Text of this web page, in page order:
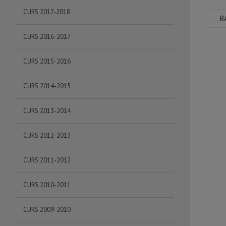
CURS 2017-2018
CURS 2016-2017
CURS 2015-2016
CURS 2014-2015
CURS 2013-2014
CURS 2012-2013
CURS 2011-2012
CURS 2010-2011
CURS 2009-2010